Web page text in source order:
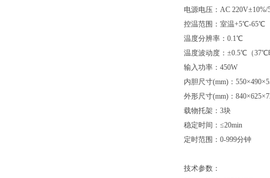
电源电压：AC 220V±10%/
控温范围：室温+5℃-65℃
温度分辨率：0.1℃
温度波动度：±0.5℃（37℃
输入功率：450W
内胆尺寸(mm)：
外形尺寸(mm)：
载物托架：3块
稳定时间：≤20min
定时范围：0-999分钟
技术参数：